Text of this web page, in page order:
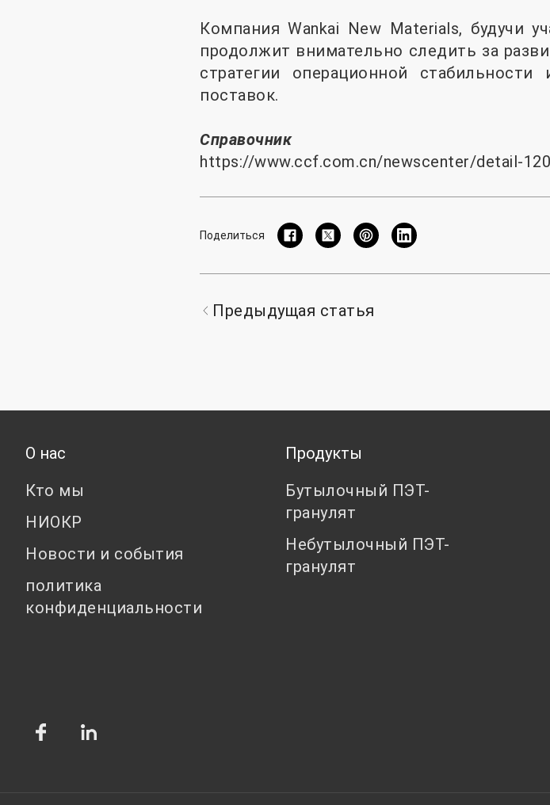
Компания Wankai New Materials, будучи
продолжит внимательно следить за
стратегии операционной
поставок.
Справочник
https://www.ccf.com.cn/newscenter/detail-
Поделиться
Предыдущая статья
О нас
Кто мы
НИОКР
Новости и события
политика
конфиденциальности
Продукты
Бутылочный ПЭТ-
гранулят
Небутылочный ПЭТ-
гранулят